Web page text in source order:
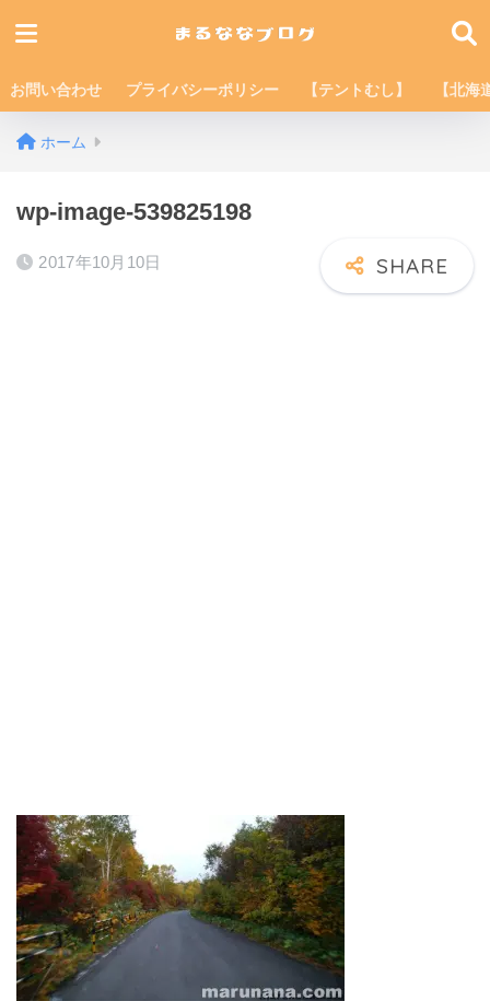
お問い合わせ プライバシーポリシー 【テントむし】 【北海
ホーム
wp-image-539825198
2017年10月10日